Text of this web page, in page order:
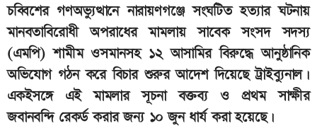
চব্বিশের গণঅভ্যুত্থানে নারায়ণগঞ্জে সংঘটিত হত্যার ঘটনায়
মানবতাবিরোধী অপরাধের মামলায় সাবেক সংসদ সদস্য
(এমপি) শামীম ওসমানসহ ১২ আসামির বিরুদ্ধে আনুষ্ঠানিক
অভিযোগ গঠন করে বিচার শুরুর আদেশ দিয়েছে ট্রাইব্যুনাল।
একইসঙ্গে এই মামলার সূচনা বক্তব্য ও প্রথম সাক্ষীর
জবানবন্দি রেকর্ড করার জন্য ১০ জুন ধার্য করা হয়েছে।